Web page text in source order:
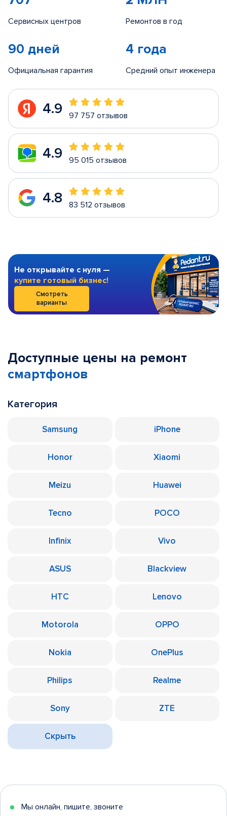
Сервисных центров Ремонтов в год
90 дней
Официальная гарантия
4 года
Средний опыт инженера
4.9 97 757 отзывов
4.9 95 015 отзывов
4.8 83 512 отзывов
Не открывайте с нуля —
купите готовый бизнес!
Смотреть
варианты
Доступные цены на ремонт
смартфонов
Категория
Samsung iPhone
Honor Xiaomi
Meizu Huawei
Tecno POCO
Infinix Vivo
ASUS Blackview
HTC Lenovo
Motorola OPPO
Nokia OnePlus
Philips Realme
Sony ZTE
Скрыть
Мы онлайн, пишите, звоните